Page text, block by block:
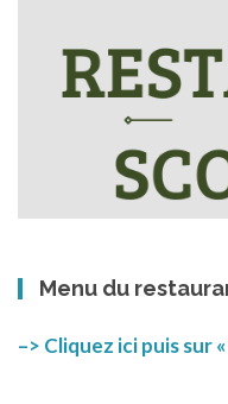
Menu du
–> Cliquez ici puis sur